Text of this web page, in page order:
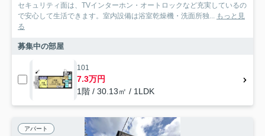
セキュリティ面は、TVインターホン・オートロックなど充実しているの
で安心して生活できます。室内設備は浴室乾燥機・洗面所独... もっと見
る
募集中の部屋
101
7.3万円
1階 / 30.13㎡ / 1LDK
アパート